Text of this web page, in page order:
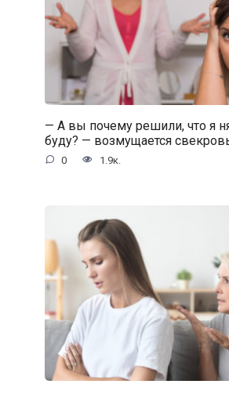
— А вы почему решили, что я
буду? — возмущается
0 1.9к.